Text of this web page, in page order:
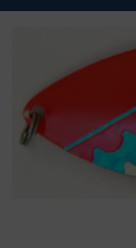
sisältöön